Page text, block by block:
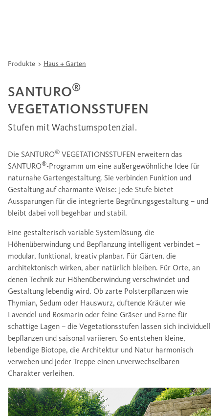
Produkte Haus + Garten
SANTURO®
VEGETATIONSSTUFEN
Stufen mit Wachstumspotenzial.
Die SANTURO® VEGETATIONSSTUFEN erweitern das
SANTURO®-Programm um eine außergewöhnliche Idee für
naturnahe Gartengestaltung. Sie verbinden Funktion und
Gestaltung auf charmante Weise: Jede Stufe bietet
Aussparungen für die integrierte Begrünungsgestaltung – und
bleibt dabei voll begehbar und stabil.
Eine gestalterisch variable Systemlösung, die
Höhenüberwindung und Bepflanzung intelligent verbindet –
modular, funktional, kreativ planbar. Für Gärten, die
architektonisch wirken, aber natürlich bleiben. Für Orte, an
denen Technik zur Höhenüberwindung verschwindet und
Gestaltung lebendig wird. Ob zarte Polsterpflanzen wie
Thymian, Sedum oder Hauswurz, duftende Kräuter wie
Lavendel und Rosmarin oder feine Gräser und Farne für
schattige Lagen – die Vegetationsstufen lassen sich individuell
bepflanzen und saisonal variieren. So entstehen kleine,
lebendige Biotope, die Architektur und Natur harmonisch
verweben und jeder Treppe einen unverwechselbaren
Charakter verleihen.